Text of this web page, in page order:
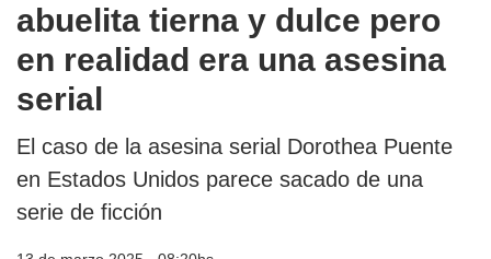
abuelita tierna y dulce pero
en realidad era una asesina
serial
El caso de la asesina serial Dorothea Puente
en Estados Unidos parece sacado de una
serie de ficción